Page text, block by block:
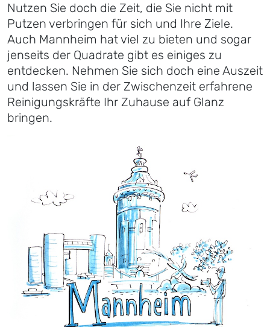
Nutzen Sie doch die Zeit, die Sie nicht mit
Putzen verbringen für sich und Ihre Ziele.
Auch Mannheim hat viel zu bieten und sogar
jenseits der Quadrate gibt es einiges zu
entdecken. Nehmen Sie sich doch eine Auszeit
und lassen Sie in der Zwischenzeit erfahrene
Reinigungskräfte Ihr Zuhause auf Glanz
bringen.